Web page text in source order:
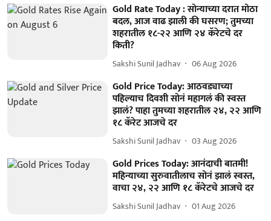
Gold Rate Today : सोन्याच्या दरात मोठा
बदल, आज वाढ झाली की घसरण; तुमच्या
शहरातील १८-२२ आणि २४ कॅरेटचे दर
किती?
Sakshi Sunil Jadhav 06 Aug 2026
Gold Price Today: आठवड्याच्या
पहिल्याच दिवशी सोनं महागलं की स्वस्त
झालं? पाहा तुमच्या शहरातील २४, २२ आणि
१८ कॅरेट आजचे दर
Sakshi Sunil Jadhav 03 Aug 2026
Gold Prices Today: आनंदाची बातमी!
महिन्याच्या सुरुवातीलाच सोनं झालं स्वस्त,
वाचा २४, २२ आणि १८ कॅरेटचे आजचे दर
Sakshi Sunil Jadhav 01 Aug 2026